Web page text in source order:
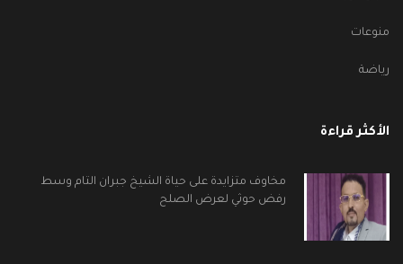
منوعات
رياضة
الأكثر قراءة
مخاوف متزايدة على حياة الشيخ جبران التام وسط
رفض حوثي لعرض الصلح